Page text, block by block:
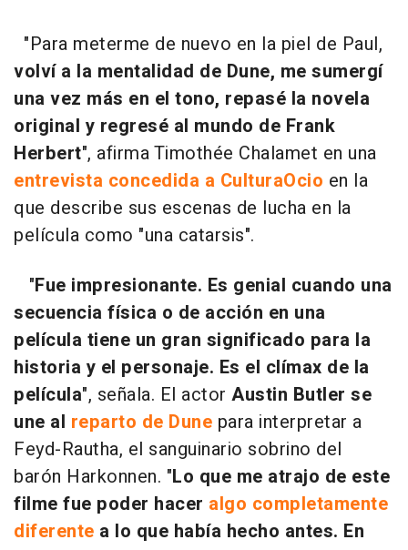
"Para meterme de nuevo en la piel de Paul,
volví a la mentalidad de Dune, me sumergí
una vez más en el tono, repasé la novela
original y regresé al mundo de Frank
Herbert", afirma Timothée Chalamet en una
entrevista concedida a CulturaOcio en la
que describe sus escenas de lucha en la
película como "una catarsis".
"Fue impresionante. Es genial cuando una
secuencia física o de acción en una
película tiene un gran significado para la
historia y el personaje. Es el clímax de la
película", señala. El actor Austin Butler se
une al reparto de Dune para interpretar a
Feyd-Rautha, el sanguinario sobrino del
barón Harkonnen. "Lo que me atrajo de este
filme fue poder hacer algo completamente
diferente a lo que había hecho antes. En